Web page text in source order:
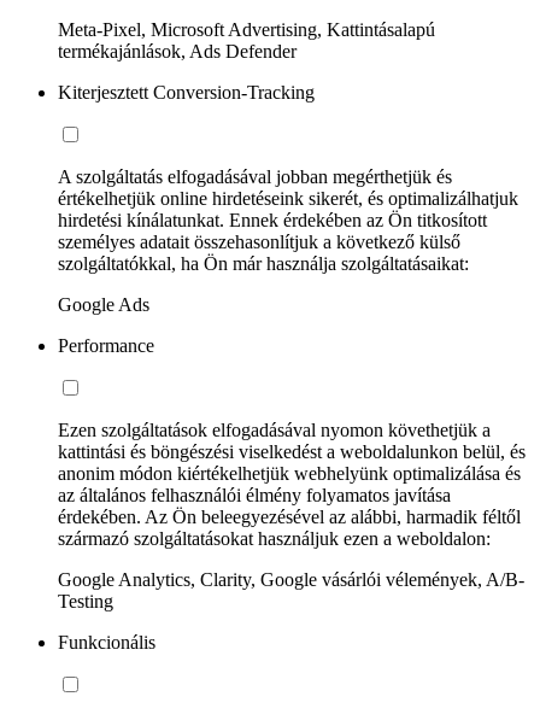
Meta-Pixel, Microsoft Advertising, Kattintásalapú
termékajánlások, Ads Defender
Kiterjesztett Conversion-Tracking
A szolgáltatás elfogadásával jobban megérthetjük és
értékelhetjük online hirdetéseink sikerét, és optimalizálhatjuk
hirdetési kínálatunkat. Ennek érdekében az Ön titkosított
személyes adatait összehasonlítjuk a következő külső
szolgáltatókkal, ha Ön már használja szolgáltatásaikat:
Google Ads
Performance
Ezen szolgáltatások elfogadásával nyomon követhetjük a
kattintási és böngészési viselkedést a weboldalunkon belül, és
anonim módon kiértékelhetjük webhelyünk optimalizálása és
az általános felhasználói élmény folyamatos javítása
érdekében. Az Ön beleegyezésével az alábbi, harmadik féltől
származó szolgáltatásokat használjuk ezen a weboldalon:
Google Analytics, Clarity, Google vásárlói vélemények, A/B-
Testing
Funkcionális